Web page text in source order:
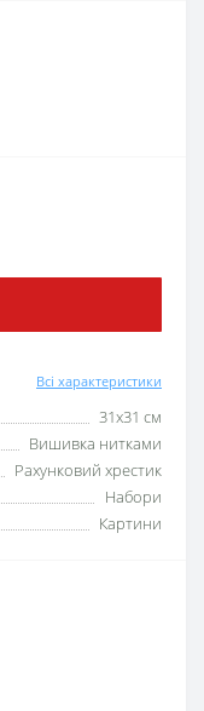
Всі характеристики
31x31 см
Вишивка нитками
Рахунковий хрестик
Набори
Картини